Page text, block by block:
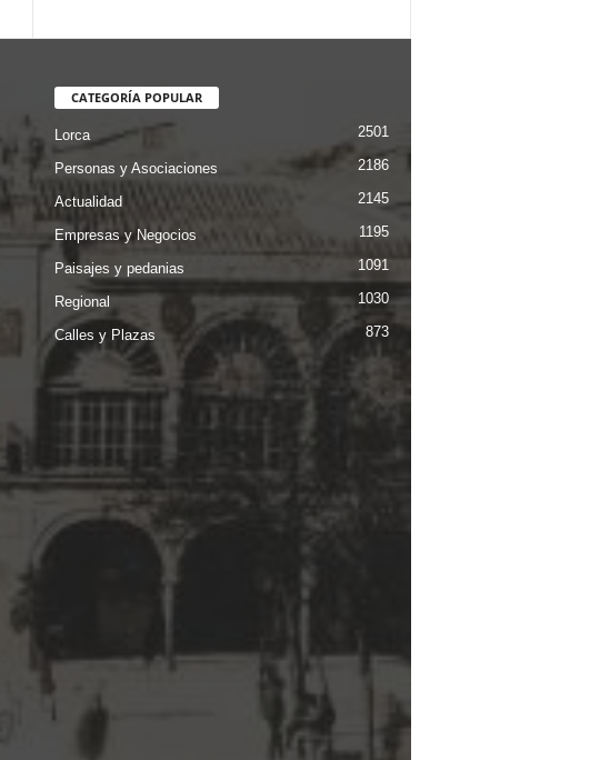
CATEGORÍA POPULAR
Lorca 2501
Personas y Asociaciones 2186
Actualidad 2145
Empresas y Negocios 1195
Paisajes y pedanias 1091
Regional 1030
Calles y Plazas 873